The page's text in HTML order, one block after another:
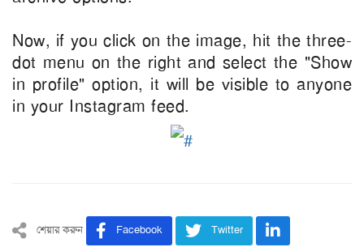
Now, if you click on the image, hit the three-
dot menu on the right and select the "Show
in profile" option, it will be visible to anyone
in your Instagram feed.
শেয়ার করুন Facebook Twitter